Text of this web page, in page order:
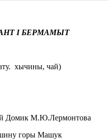
I БЕРМАМЫТ
хычины, чай)
Домик М.Ю.Лермонтова
горы Машук